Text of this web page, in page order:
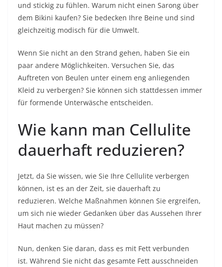
und stickig zu fühlen. Warum nicht einen Sarong über
dem Bikini kaufen? Sie bedecken Ihre Beine und sind
gleichzeitig modisch für die Umwelt.
Wenn Sie nicht an den Strand gehen, haben Sie ein
paar andere Möglichkeiten. Versuchen Sie, das
Auftreten von Beulen unter einem eng anliegenden
Kleid zu verbergen? Sie können sich stattdessen immer
für formende Unterwäsche entscheiden.
Wie kann man Cellulite
dauerhaft reduzieren?
Jetzt, da Sie wissen, wie Sie Ihre Cellulite verbergen
können, ist es an der Zeit, sie dauerhaft zu
reduzieren. Welche Maßnahmen können Sie ergreifen,
um sich nie wieder Gedanken über das Aussehen Ihrer
Haut machen zu müssen?
Nun, denken Sie daran, dass es mit Fett verbunden
ist. Während Sie nicht das gesamte Fett ausschneiden